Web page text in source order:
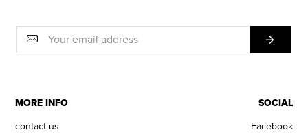
MORE INFO
contact us
SOCIAL
Facebook